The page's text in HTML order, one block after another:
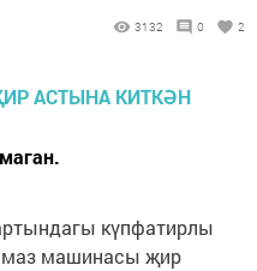
3132 0 2
күпфатирлы
машинасы җир